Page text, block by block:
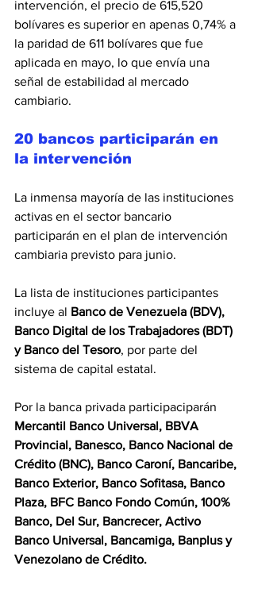
intervención, el precio de 615,520
bolívares es superior en apenas 0,74% a
la paridad de 611 bolívares que fue
aplicada en mayo, lo que envía una
señal de estabilidad al mercado
cambiario.
20 bancos participarán en
la intervención
La inmensa mayoría de las instituciones
activas en el sector bancario
participarán en el plan de intervención
cambiaria previsto para junio.
La lista de instituciones participantes
incluye al Banco de Venezuela (BDV),
Banco Digital de los Trabajadores (BDT)
y Banco del Tesoro, por parte del
sistema de capital estatal.
Por la banca privada participaciparán
Mercantil Banco Universal, BBVA
Provincial, Banesco, Banco Nacional de
Crédito (BNC), Banco Caroní, Bancaribe,
Banco Exterior, Banco Sofitasa, Banco
Plaza, BFC Banco Fondo Común, 100%
Banco, Del Sur, Bancrecer, Activo
Banco Universal, Bancamiga, Banplus y
Venezolano de Crédito.